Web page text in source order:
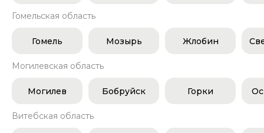
Гомельская область
Гомель Мозырь Жлобин
Могилевская область
Могилев Бобруйск Горки
Витебская область